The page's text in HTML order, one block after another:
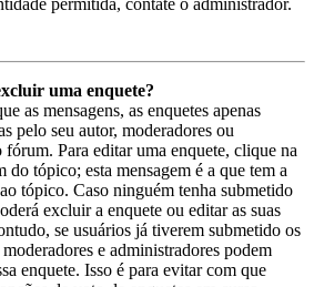
uma enquete?
as mensagens, as enquetes apenas
pelo seu autor, moderadores ou
fórum. Para editar uma enquete, clique na
do tópico; esta mensagem é a que tem a
tópico. Caso ninguém tenha submetido
excluir a enquete ou editar as suas
se usuários já tiverem submetido os
e administradores podem
enquete. Isso é para evitar com que